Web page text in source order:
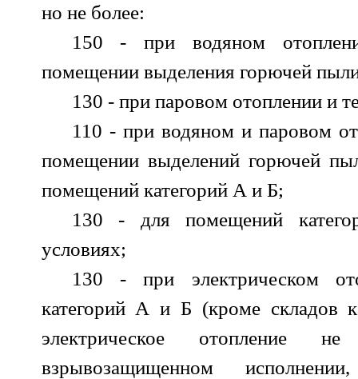
но не более:
150 - при водяном
помещении выделения горючей
130 - при паровом отоплении и
110 - при водяном и паровом
помещении выделений горючей
помещений категорий А и Б;
130 - для помещений
условиях;
130 - при электрическом
категорий А и Б (кроме складов
электрическое отопление
взрывозащищенном